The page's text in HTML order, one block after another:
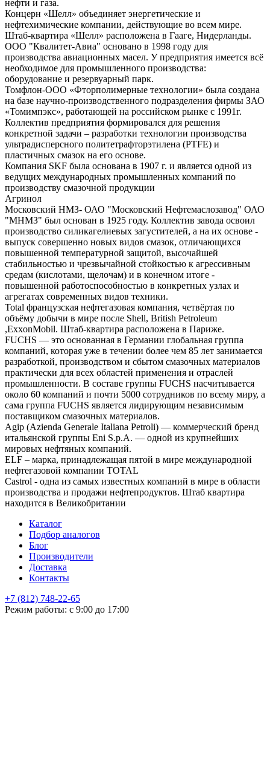
нефти и газа.
Концерн «Шелл» объединяет энергетические и
нефтехимические компании, действующие во всем мире.
Штаб-квартира «Шелл» расположена в Гааге, Нидерланды.
ООО "Квалитет-Авиа" основано в 1998 году для
производства авиационных масел. У предприятия имеется всё
необходимое для промышленного производства:
оборудование и резервуарный парк.
Томфлон-ООО «Фторполимерные технологии» была создана
на базе научно-производственного подразделения фирмы ЗАО
«Томимпэкс», работающей на российском рынке с 1991г.
Коллектив предприятия формировался для решения
конкретной задачи – разработки технологии производства
ультрадисперсного политетрафторэтилена (PTFE) и
пластичных смазок на его основе.
Компания SKF была основана в 1907 г. и является одной из
ведущих международных промышленных компаний по
производству смазочной продукции
Агринол
Московский НМЗ- ОАО "Московский Нефтемаслозавод" ОАО
"МНМЗ" был основан в 1925 году. Коллектив завода освоил
производство силикагелиевых загустителей, а на их основе -
выпуск совершенно новых видов смазок, отличающихся
повышенной температурной защитой, высочайшей
стабильностью и чрезвычайной стойкостью к агрессивным
средам (кислотами, щелочам) и в конечном итоге -
повышенной работоспособностью в конкретных узлах и
агрегатах современных видов техники.
Total французская нефтегазовая компания, четвёртая по
объёму добычи в мире после Shell, British Petroleum
,ExxonMobil. Штаб-квартира расположена в Париже.
FUCHS — это основанная в Германии глобальная группа
компаний, которая уже в течении более чем 85 лет занимается
разработкой, производством и сбытом смазочных материалов
практически для всех областей применения и отраслей
промышленности. В составе группы FUCHS насчитывается
около 60 компаний и почти 5000 сотрудников по всему миру, а
сама группа FUCHS является лидирующим независимым
поставщиком смазочных материалов.
Agip (Azienda Generale Italiana Petroli) — коммерческий бренд
итальянской группы Eni S.p.A. — одной из крупнейших
мировых нефтяных компаний.
ELF – марка, принадлежащая пятой в мире международной
нефтегазовой компании TOTAL
Castrol - одна из самых известных компаний в мире в области
производства и продажи нефтепродуктов. Штаб квартира
находится в Великобритании
Каталог
Подбор аналогов
Блог
Производители
Доставка
Контакты
+7 (812) 748-22-65
Режим работы: с 9:00 до 17:00
НЕ НАШЛИ ЧТО ИСКАЛИ